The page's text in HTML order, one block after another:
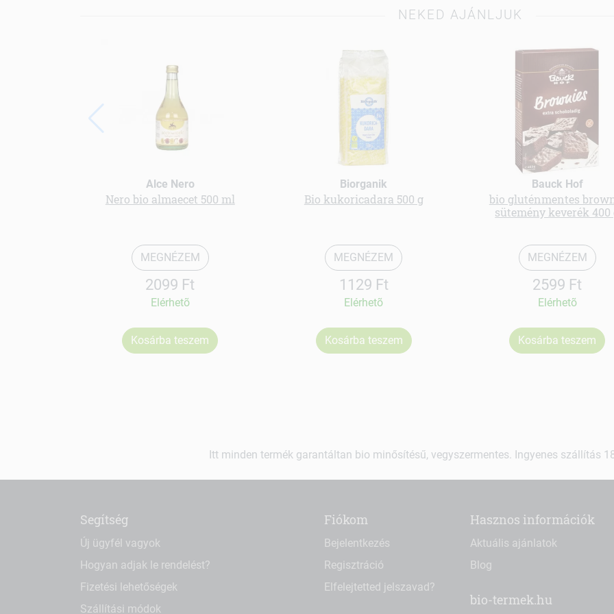
NEKED AJÁNLJUK
Alce Nero
Nero bio almaecet 500 ml
MEGNÉZEM
2099 Ft
Elérhetõ
Kosárba teszem
Biorganik
Bio kukoricadara 500 g
MEGNÉZEM
1129 Ft
Elérhetõ
Kosárba teszem
Bauck Hof
bio gluténmentes
sütemény keverék 400
MEGNÉZEM
2599 Ft
Elérhetõ
Kosárba teszem
Itt minden termék garantáltan bio minősítésű, vegyszermentes. Ingyenes szállítás
Segítség
Új ügyfél vagyok
Hogyan adjak le rendelést?
Fizetési lehetőségek
Szállítási módok
Fiókom
Bejelentkezés
Regisztráció
Elfelejtetted jelszavad?
Hasznos információk
Aktuális ajánlatok
Blog
bio-termek.hu